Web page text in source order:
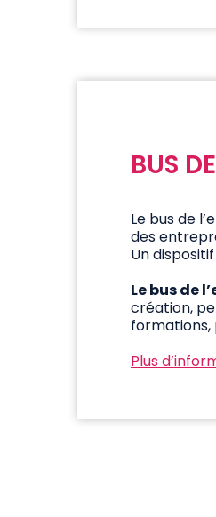
BUS
Le bus de
des
Un
Le bus de
création,
formations,
Plus